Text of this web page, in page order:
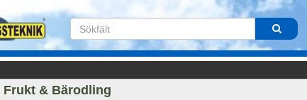
Frukt & Bärodling